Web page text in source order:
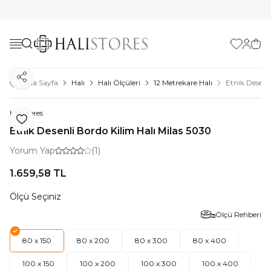
Favorilerim
Ana Sayfa Halı Halı Ölçüleri 12 Metrekare Halı Etnik
Favoriye Ekle
Paylaş
Halıstores
Etnik Desenli Bordo Kilim Halı Milas 5030
Yorum Yap (1)
1.659,58 TL
Ölçü Seçiniz
Ölçü Rehberi
80 x 150 80 x 200 80 x 300 80 x 400
100 x 150 100 x 200 100 x 300 100 x 400